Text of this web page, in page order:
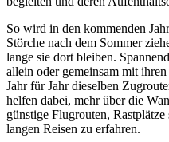
So wird in den kommenden
Störche nach dem Sommer
lange sie dort bleiben.
allein oder gemeinsam mit
Jahr für Jahr dieselben
helfen dabei, mehr über die
günstige Flugrouten,
langen Reisen zu erfahren.